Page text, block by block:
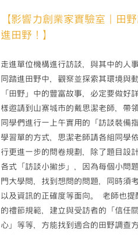
麼
業
驗
案
力，
怎
麼
用
中
【影響力創業家實驗室｜田
進田野！】
走進單位機構進行訪談，與其中的人
同踏進田野中，觀察並探索其環境與
「田野」中的豐富故事，必定要做好
樣邀請到山寨城市的戴思潔老師，帶
同學們進行一上午實用的「訪談裝備
學習單的方式，思潔老師請各組同學
行更進一步的問卷規劃，除了題目設
各式「訪談小撇步」，因為每個小問
門大學問，找到想問的問題，同時須
以及資訊的正確度等面向。 老師也提
的禮節規範，建立與受訪者的「信任
心」等等，方能找到適合的田野調查